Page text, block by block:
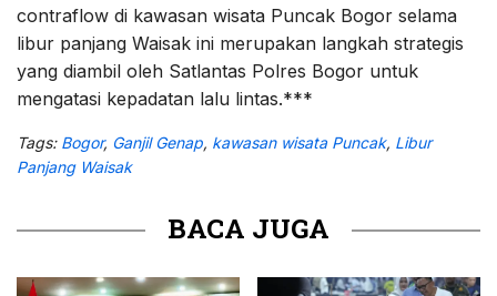
contraflow di kawasan wisata Puncak Bogor selama
libur panjang Waisak ini merupakan langkah strategis
yang diambil oleh Satlantas Polres Bogor untuk
mengatasi kepadatan lalu lintas.***
Tags: Bogor, Ganjil Genap, kawasan wisata Puncak, Libur
Panjang Waisak
BACA JUGA